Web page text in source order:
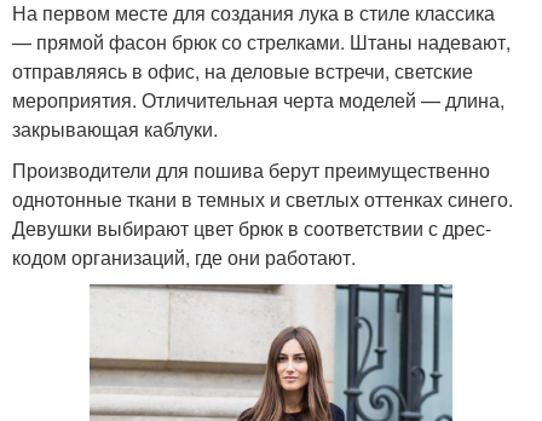
На первом месте для создания лука в стиле классика
— прямой фасон брюк со стрелками. Штаны надевают,
отправляясь в офис, на деловые встречи, светские
мероприятия. Отличительная черта моделей — длина,
закрывающая каблуки.
Производители для пошива берут преимущественно
однотонные ткани в темных и светлых оттенках синего.
Девушки выбирают цвет брюк в соответствии с дрес-
кодом организаций, где они работают.